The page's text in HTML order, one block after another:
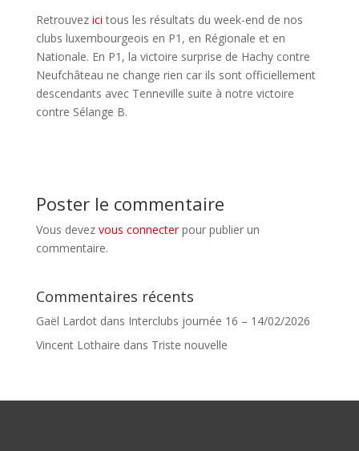
Retrouvez ici tous les résultats du week-end de nos
clubs luxembourgeois en P1, en Régionale et en
Nationale. En P1, la victoire surprise de Hachy contre
Neufchâteau ne change rien car ils sont officiellement
descendants avec Tenneville suite à notre victoire
contre Sélange B.
Poster le commentaire
Vous devez vous connecterpour publier un
commentaire.
Commentaires récents
Gaël Lardotdans Interclubs journée 16 – 14/02/2026
Vincent Lothaire dans Triste nouvelle